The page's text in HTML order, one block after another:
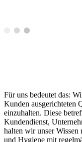
Für uns bedeutet das:
Kunden ausgerichteten
einzuhalten. Diese
Kundendienst,
halten wir unser
und Hygiene mit